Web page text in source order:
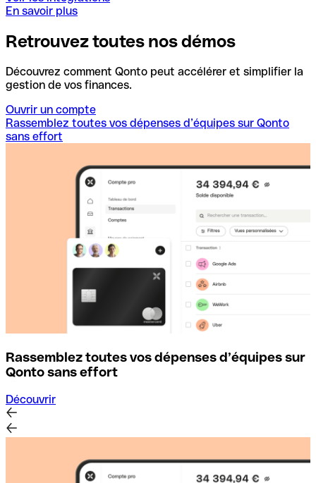
En savoir plus
Retrouvez toutes nos démos
Découvrez comment Qonto peut accélérer et simplifier la
gestion de vos finances.
Ouvrir un compte
Rassemblez toutes vos dépenses d’équipes sur Qonto
sans effort
Rassemblez toutes vos dépenses d’équipes sur
Qonto sans effort
Découvrir